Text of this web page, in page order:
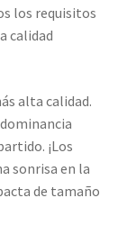
los requisitos
calidad
alta calidad.
¡Los
sonrisa en la
de tamaño